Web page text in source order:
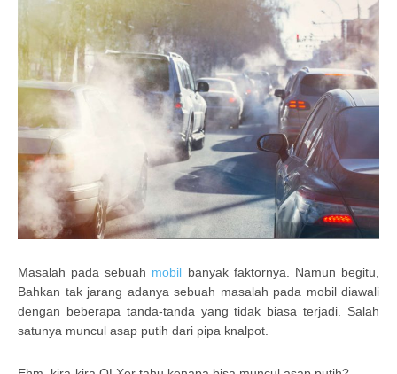
Masalah pada sebuah mobil banyak faktornya. Namun begitu,
Bahkan tak jarang adanya sebuah masalah pada mobil diawali
dengan beberapa tanda-tanda yang tidak biasa terjadi. Salah
satunya muncul asap putih dari pipa knalpot.